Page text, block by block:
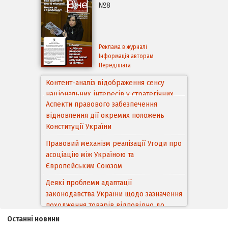
№8
Реклама в журналі
Інформація авторам
Передплата
Аспекти правового забезпечення
відновлення дії окремих положень
Конституції України
Правовий механізм реалізації Угоди про
Європейським Cоюзом
Деякі проблеми адаптації
походження товарів відповідно до
Угоди про торговельні аспекти прав
інтелектуальної власності (TRIPS) у
контексті євроінтеграції
Останні новини